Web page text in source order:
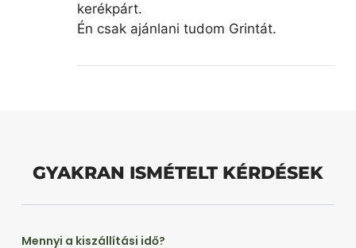
kerékpárt.
Én csak ajánlani tudom Grintát.
GYAKRAN ISMÉTELT KÉRDÉSEK
Mennyi a kiszállítási idő?